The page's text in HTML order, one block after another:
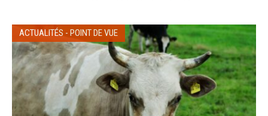
ACTUALITÉS - POINT DE VUE